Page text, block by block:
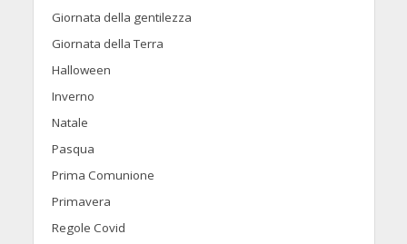
Giornata della gentilezza
Giornata della Terra
Halloween
Inverno
Natale
Pasqua
Prima Comunione
Primavera
Regole Covid